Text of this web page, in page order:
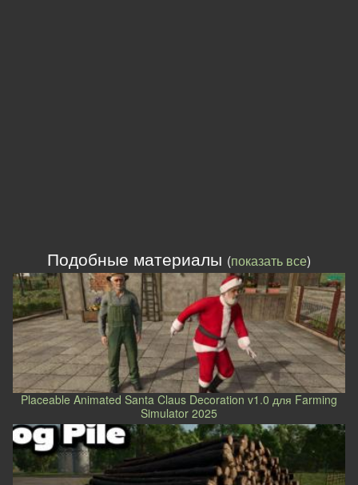
Подобные материалы (показать все)
Placeable Animated Santa Claus Decoration v1.0 для Farming
Simulator 2025